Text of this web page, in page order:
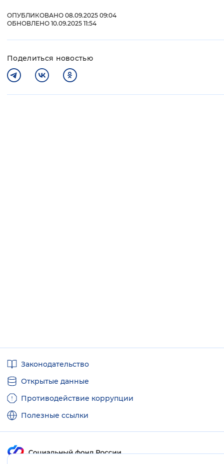
ОПУБЛИКОВАНО 08.09.2025 09:04
ОБНОВЛЕНО 10.09.2025 11:54
Поделиться новостью
ссылкиЗаконодательство
Открытые данные
Противодействие коррупции
Полезные ссылки